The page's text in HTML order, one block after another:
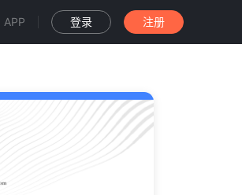
APP 登录 注册